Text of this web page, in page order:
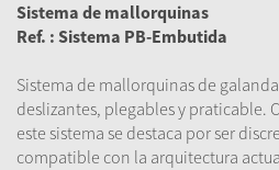
Sistema de mallorquinas
Ref. : Sistema PB-Embutida
Sistema de mallorquinas de
deslizantes, plegables y praticable.
este sistema se destaca por ser
compatible con la arquitectura